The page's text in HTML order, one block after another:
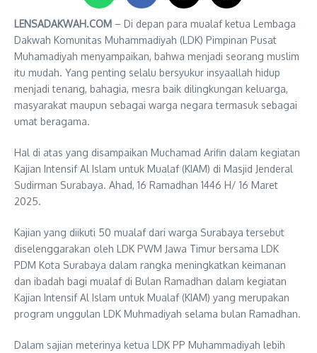
LENSADAKWAH.COM – Di depan para mualaf ketua Lembaga
Dakwah Komunitas Muhammadiyah (LDK) Pimpinan Pusat
Muhamadiyah menyampaikan, bahwa menjadi seorang muslim
itu mudah. Yang penting selalu bersyukur insyaallah hidup
menjadi tenang, bahagia, mesra baik dilingkungan keluarga,
masyarakat maupun sebagai warga negara termasuk sebagai
umat beragama.
Hal di atas yang disampaikan Muchamad Arifin dalam kegiatan
Kajian Intensif Al Islam untuk Mualaf (KIAM) di Masjid Jenderal
Sudirman Surabaya. Ahad, 16 Ramadhan 1446 H/ 16 Maret
2025.
Kajian yang diikuti 50 mualaf dari warga Surabaya tersebut
diselenggarakan oleh LDK PWM Jawa Timur bersama LDK
PDM Kota Surabaya dalam rangka meningkatkan keimanan
dan ibadah bagi mualaf di Bulan Ramadhan dalam kegiatan
Kajian Intensif Al Islam untuk Mualaf (KIAM) yang merupakan
program unggulan LDK Muhmadiyah selama bulan Ramadhan.
Dalam sajian meterinya ketua LDK PP Muhammadiyah lebih